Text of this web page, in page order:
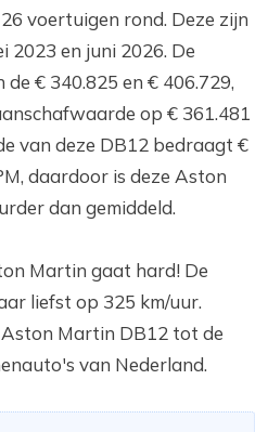
voertuigen rond. Deze zijn
2023 en juni 2026. De
€ 340.825 en € 406.729,
op € 361.481
van deze DB12 bedraagt €
daardoor is deze Aston
dan gemiddeld.
Martin gaat hard! De
liefst op 325 km/uur.
Martin DB12 tot de
van Nederland.